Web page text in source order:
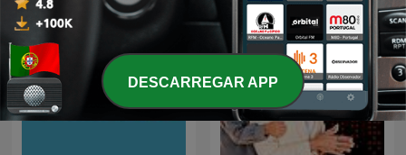
DESCARREGAR APP